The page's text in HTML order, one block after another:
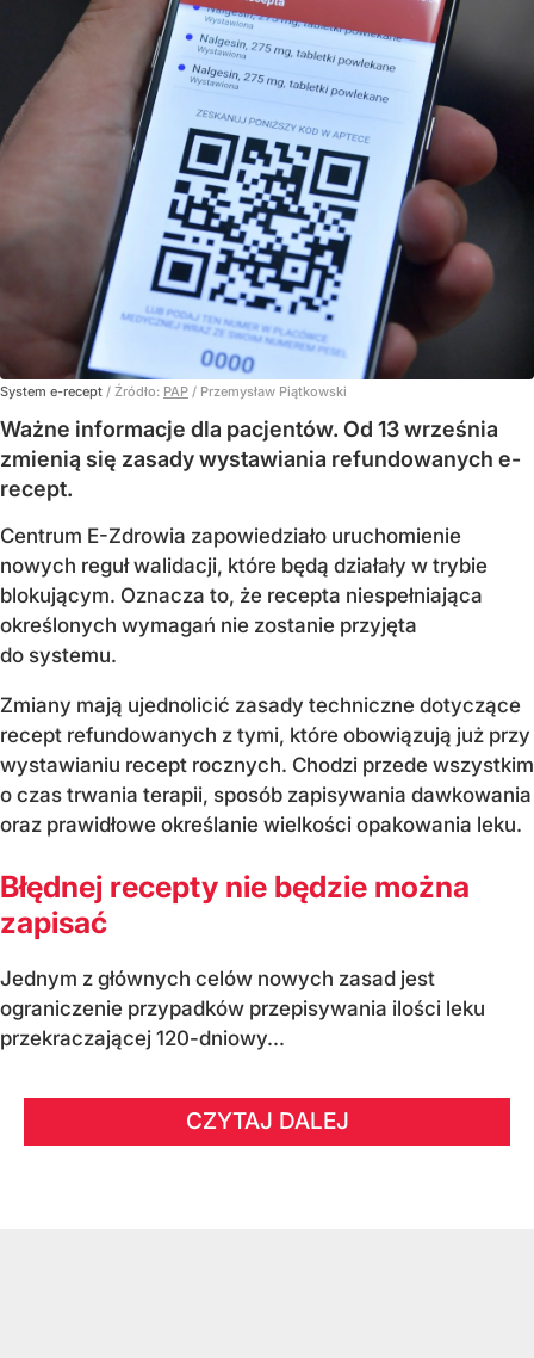
System e-recept / Źródło: PAP / Przemysław Piątkowski
Ważne informacje dla pacjentów. Od 13 września
zmienią się zasady wystawiania refundowanych e-
recept.
Centrum E-Zdrowia zapowiedziało uruchomienie
nowych reguł walidacji, które będą działały w trybie
blokującym. Oznacza to, że recepta niespełniająca
określonych wymagań nie zostanie przyjęta
do systemu.
Zmiany mają ujednolicić zasady techniczne dotyczące
recept refundowanych z tymi, które obowiązują już przy
wystawianiu recept rocznych. Chodzi przede wszystkim
o czas trwania terapii, sposób zapisywania dawkowania
oraz prawidłowe określanie wielkości opakowania leku.
Błędnej recepty nie będzie można
zapisać
Jednym z głównych celów nowych zasad jest
ograniczenie przypadków przepisywania ilości leku
przekraczającej 120-dniowy...
CZYTAJ DALEJ